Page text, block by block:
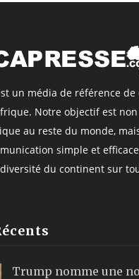
un média de référence
Notre objectif est
au reste du monde,
simple et
du continent sur
Trump nomme une